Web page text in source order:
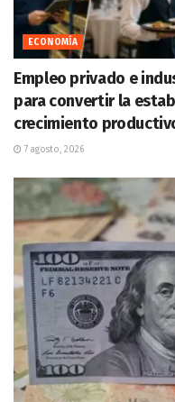
ECONOMÍA
Empleo privado e
para convertir la
crecimiento
7 agosto, 2026